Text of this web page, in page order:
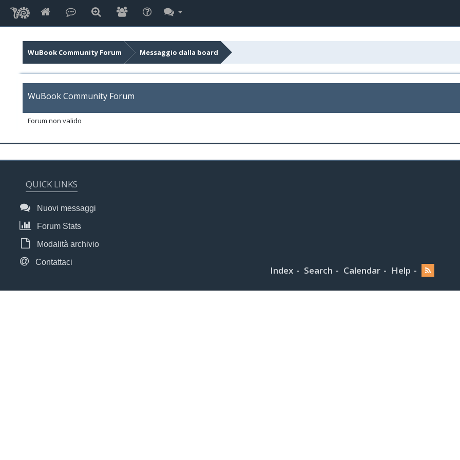
WuBook Community Forum Messaggio dalla board
WuBook Community Forum
Forum non valido
QUICK LINKS
Nuovi messaggi
Forum Stats
Modalità archivio
Contattaci
Index Search Calendar Help